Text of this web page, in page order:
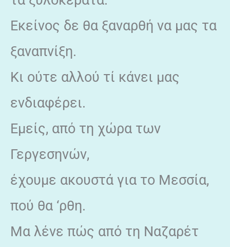
Εκείνος δε θα ξαναρθή να μας τα
ξαναπνίξη.
Κι ούτε αλλού τί κάνει μας
ενδιαφέρει.
Εμείς, από τη χώρα των
Γεργεσηνών,
έχουμε ακουστά για το Μεσσία,
πού θα ‘ρθη.
Μα λένε πώς από τη Ναζαρέτ